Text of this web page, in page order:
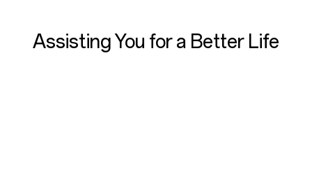
Assisting You for a Better Life